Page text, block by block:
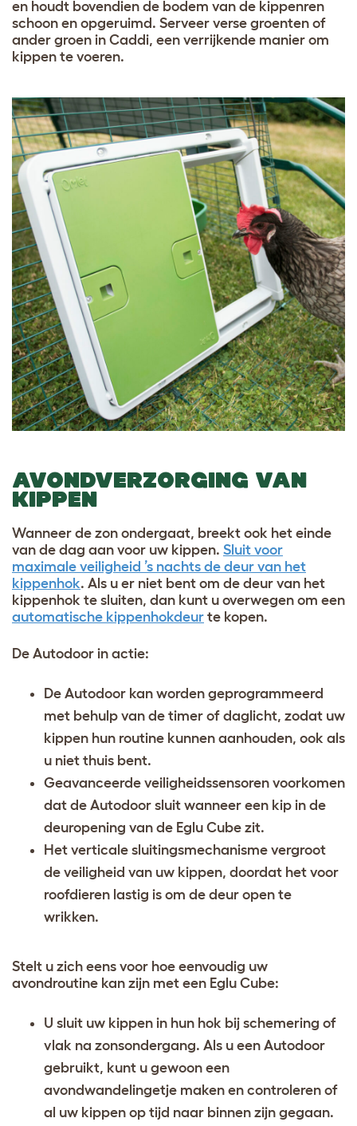
en houdt bovendien de bodem van de kippenren
schoon en opgeruimd. Serveer verse groenten of
ander groen in Caddi, een verrijkende manier om
kippen te voeren.
AVONDVERZORGING VAN
KIPPEN
Wanneer de zon ondergaat, breekt ook het einde
van de dag aan voor uw kippen. Sluit voor
maximale veiligheid ’s nachts de deur van het
kippenhok. Als u er niet bent om de deur van het
kippenhok te sluiten, dan kunt u overwegen om een
automatische kippenhokdeur te kopen.
De Autodoor in actie:
De Autodoor kan worden geprogrammeerd
met behulp van de timer of daglicht, zodat uw
kippen hun routine kunnen aanhouden, ook als
u niet thuis bent.
Geavanceerde veiligheidssensoren voorkomen
dat de Autodoor sluit wanneer een kip in de
deuropening van de Eglu Cube zit.
Het verticale sluitingsmechanisme vergroot
de veiligheid van uw kippen, doordat het voor
roofdieren lastig is om de deur open te
wrikken.
Stelt u zich eens voor hoe eenvoudig uw
avondroutine kan zijn met een Eglu Cube:
U sluit uw kippen in hun hok bij schemering of
vlak na zonsondergang. Als u een Autodoor
gebruikt, kunt u gewoon een
avondwandelingetje maken en controleren of
al uw kippen op tijd naar binnen zijn gegaan.